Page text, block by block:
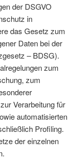
der DSGVO
in
das Gesetz zum
Daten bei der
– BDSG).
zum
zum
Verarbeitung für
automatisierten
Profiling.
der einzelnen